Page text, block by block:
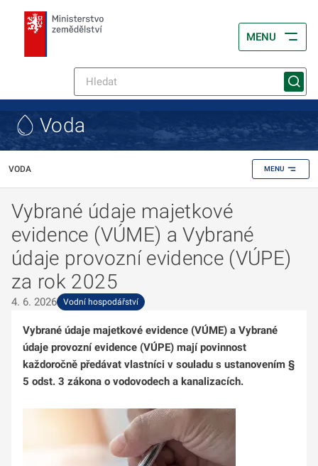
MENU
Voda
VODA MENU
Vybrané údaje majetkové
evidence (VÚME) a Vybrané
údaje provozní evidence (VÚPE)
za rok 2025
4. 6. 2026 Vodní hospodářství
Vybrané údaje majetkové evidence (VÚME) a Vybrané
údaje provozní evidence (VÚPE) mají povinnost
každoročně předávat vlastníci v souladu s ustanovením §
5 odst. 3 zákona o vodovodech a kanalizacích.